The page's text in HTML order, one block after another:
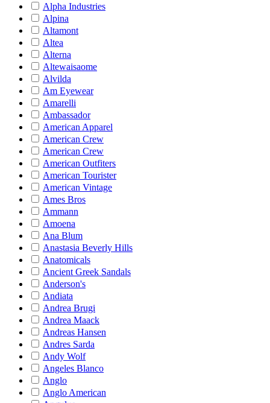
Alpha Industries
Alpina
Altamont
Altea
Alterna
Altewaisaome
Alvilda
Am Eyewear
Amarelli
Ambassador
American Apparel
American Crew
American Crew
American Outfiters
American Tourister
American Vintage
Ames Bros
Ammann
Amoena
Ana Blum
Anastasia Beverly Hills
Anatomicals
Ancient Greek Sandals
Anderson's
Andiata
Andrea Brugi
Andrea Maack
Andreas Hansen
Andres Sarda
Andy Wolf
Angeles Blanco
Anglo
Anglo American